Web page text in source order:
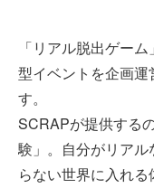
「リアル脱出ゲー
型イベントを企画
す。
SCRAPが提供する
験」。自分がリア
らない世界に入れ